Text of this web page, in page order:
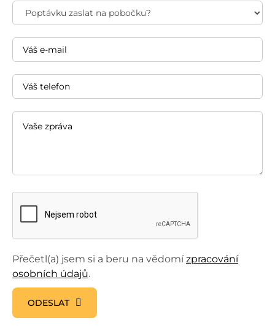
Přečetl(a) jsem si a beru na vědomízpracování
osobních údajů.
ODESLAT